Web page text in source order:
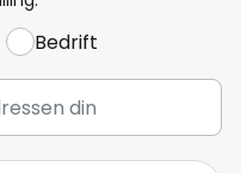
Bedrift